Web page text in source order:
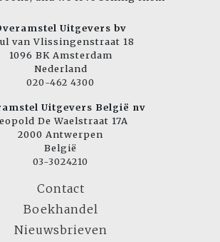
Uitgevers bv
van Vlissingenstraat 18
1096 BK Amsterdam
Nederland
020-462 4300
Uitgevers België nv
De Waelstraat 17A
2000 Antwerpen
België
03-3024210
Contact
Boekhandel
Nieuwsbrieven